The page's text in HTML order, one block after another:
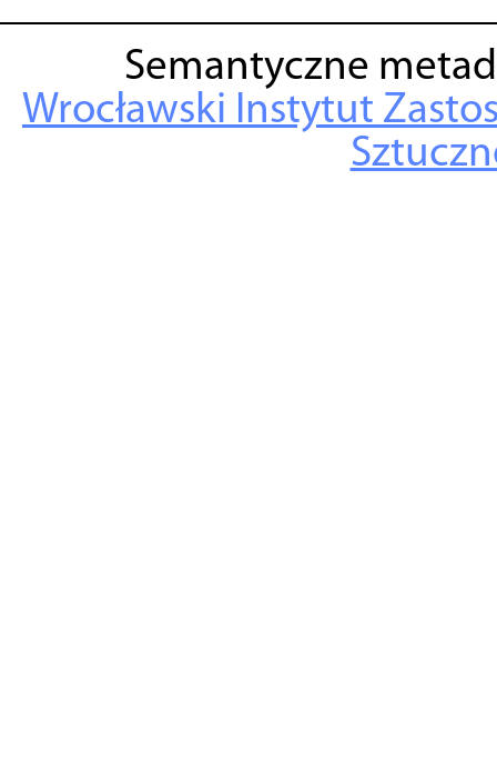
Semantyczne
Wrocławski Instytut